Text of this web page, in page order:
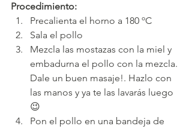
Procedimiento:
Precalienta el horno a 180 ºC
Sala el pollo
Mezcla las mostazas con la miel y
embadurna el pollo con la mezcla.
Dale un buen masaje!. Hazlo con
las manos y ya te las lavarás luego
😉
Pon el pollo en una bandeja de